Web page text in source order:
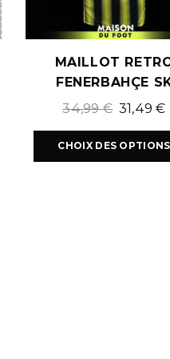
MAILLOT
FENERBAHÇE
DOMICILE 2013/
34,99€ 31,49€
CHOIX DES OPTIONS